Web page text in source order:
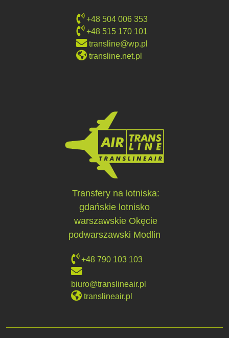
+48 504 006 353
+48 515 170 101
transline@wp.pl
transline.net.pl
Transfery na lotniska:
gdańskie lotnisko
warszawskie Okęcie
podwarszawski Modlin
+48 790 103 103
biuro@translineair.pl
translineair.pl